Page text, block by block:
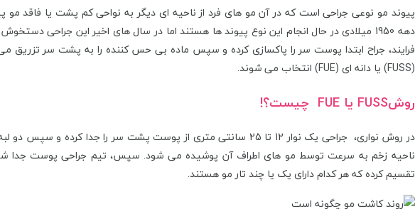
پیوند مو نوعی جراحی است که در آن مو های فرد از ناحیه ای دیگر به نواحی کم پشت یا فاقد مو
دهه 1950 میلادی در حال انجام این نوع پیوند ها هستند اما در سال های اخیر این جراحی
فرایند، جراح ابتدا پوست سر را پاکسازی کرده و سپس ماده بی حس کننده را به پشت سر
(FUSS) یا دانه ای (FUE) انتخاب می شوند.
روشFUSS یا FUE چیست؟!
در روش نواری، جراحی یک نوار 12 تا 25 سانتی متری از پوست پشت سر را جدا
تقسیم کرده که هر کدام دارای یک یا چند تار مو هستند.